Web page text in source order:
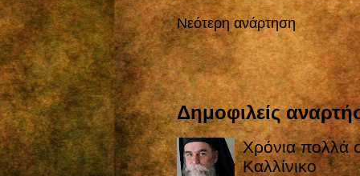
Νεότερη ανάρτηση
Δημοφιλείς
Χρόνια πολλά
Καλλίνικο